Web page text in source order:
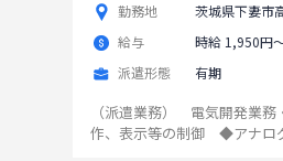
勤務地
茨城県下妻市
給与
時給 1,950円
派遣形態
有期
（派遣業務） 電気開発業
作、表示等の制御 ◆アナロ